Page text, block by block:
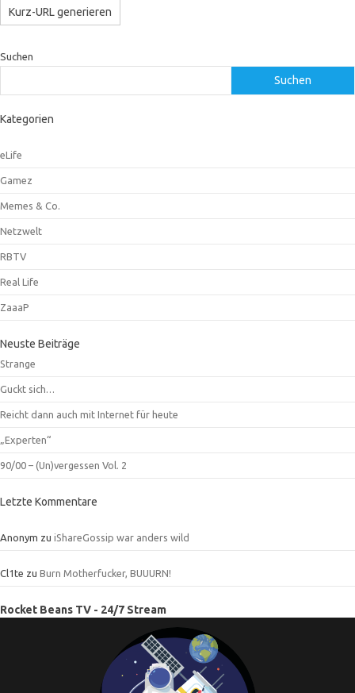
Suchen
Suchen
Kategorien
eLife
Gamez
Memes & Co.
Netzwelt
RBTV
Real Life
ZaaaP
Neuste Beiträge
Strange
Guckt sich…
Reicht dann auch mit Internet für heute
„Experten“
90/00 – (Un)vergessen Vol. 2
Letzte Kommentare
Anonym zu iShareGossip war anders wild
Cl1te zu Burn Motherfucker, BUUURN!
Rocket Beans TV - 24/7 Stream